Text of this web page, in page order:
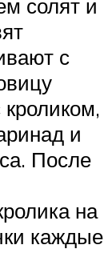
солят и
с
и
После
на
каждые